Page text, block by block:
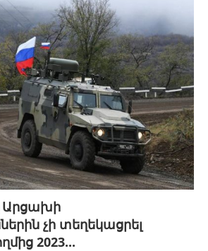
Արցախի
չի տեղեկացրել
2023...